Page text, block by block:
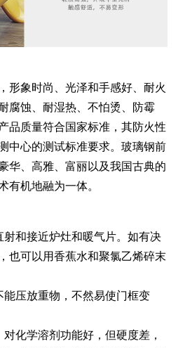
形象时尚、光泽和手感好、耐火
腐蚀、耐湿热、不怕烫、防霉
品质量符合国家标准，其防火性
中心的测试标准要求。玻璃钢前
华、高雅、富丽以及我国古典的
有机地融为一体。
和接近炉灶和暖气片。如有决
也可以用香蕉水和聚氯乙烯碎末
压放重物，不然易使门框变
化学溶剂功能好，但硬度差，